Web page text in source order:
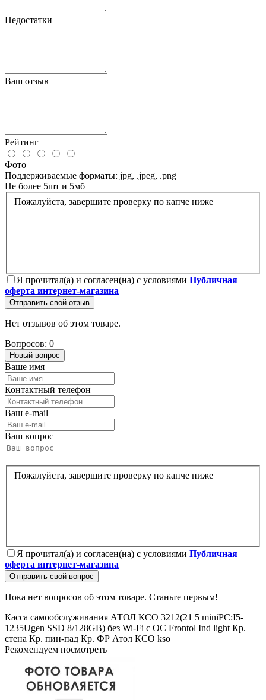
Недостатки
Ваш отзыв
Рейтинг
Фото
Поддерживаемые форматы: jpg, .jpeg, .png
Не более 5шт и 5мб
Пожалуйста, завершите проверку по капче ниже
Я прочитал(а) и согласен(на) с условиями Публичная
оферта интернет-магазина
Отправить свой отзыв
Нет отзывов об этом товаре.
Вопросов: 0
Новый вопрос
Ваше имя
Контактный телефон
Ваш e-mail
Ваш вопрос
Пожалуйста, завершите проверку по капче ниже
Я прочитал(а) и согласен(на) с условиями Публичная
оферта интернет-магазина
Отправить свой вопрос
Пока нет вопросов об этом товаре. Станьте первым!
Касса самообслуживания АТОЛ КСО 3212(21 5 miniPC:I5-
1235Ugen SSD 8/128GB) без Wi-Fi с ОС Frontol Ind light Кр.
стена Кр. пин-пад Кр. ФР Атол КСО kso
Рекомендуем посмотреть